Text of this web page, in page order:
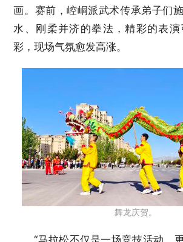
画。赛前，崆峒派武术传承弟子们
水、刚柔并济的拳法，精彩的表
彩，现场气氛愈发高涨。
舞龙庆贺。
“马拉松不仅是一场竞技活动，